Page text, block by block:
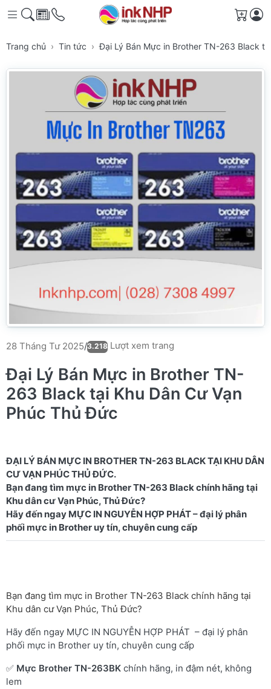
Giỏ
Trang chủ Tin tức Đại Lý Bán Mực in Brother TN-263 Black
28 Tháng Tư 2025/3.218 Lượt xem trang
Đại Lý Bán Mực in Brother TN-
263 Black tại Khu Dân Cư Vạn
Phúc Thủ Đức
ĐẠI LÝ BÁN MỰC IN BROTHER TN-263 BLACK TẠI KHU DÂN
CƯ VẠN PHÚC THỦ ĐỨC.
Bạn đang tìm mực in Brother TN-263 Black chính hãng tại
Khu dân cư Vạn Phúc, Thủ Đức?
Hãy đến ngay MỰC IN NGUYỄN HỢP PHÁT – đại lý phân
Bạn đang tìm mực in Brother TN-263 Black chính hãng tại
Khu dân cư Vạn Phúc, Thủ Đức?
Hãy đến ngay MỰC IN NGUYỄN HỢP PHÁT – đại lý phân
phối mực in Brother uy tín, chuyên cung cấp
✅ Mực Brother TN-263BK chính hãng, in đậm nét, không
lem